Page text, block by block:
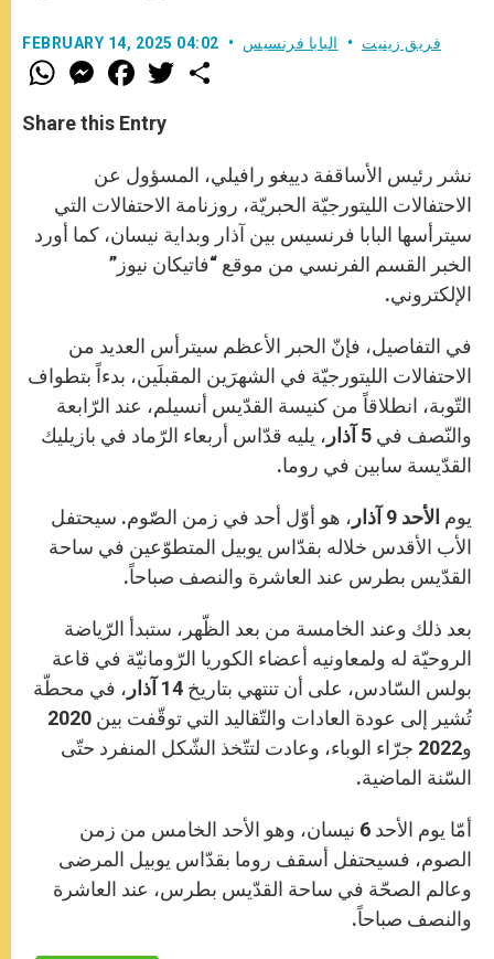
FEBRUARY 14, 2025 04:02 فريق زينيت البابا فرنسيس
W
h
t
s
M
e
s
e
g
e
r
F
a
e
b
k
w
Share this Entry
نشر رئيس الأساقفة دييغو رافيلي، المسؤول عن
الاحتفالات الليتورجيّة الحبريّة، روزنامة الاحتفالات التي
سيترأسها البابا فرنسيس بين آذار وبداية نيسان، كما أورد
الخبر القسم الفرنسي من موقع “فاتيكان نيوز”
الإلكتروني.
في التفاصيل، فإنّ الحبر الأعظم سيترأس العديد من
الاحتفالات الليتورجيّة في الشهرَين المقبلَين، بدءاً بتطواف
التّوبة، انطلاقاً من كنيسة القدّيس أنسيلم، عند الرّابعة
والنّصف في 5 آذار
، يليه قدّاس أربعاء الرّماد في بازيليك
القدّيسة سابين في روما.
يوم الأحد 9 آذار
، هو أوّل أحد في زمن الصّوم. سيحتفل
الأب الأقدس خلاله بقدّاس يوبيل المتطوّعين في ساحة
القدّيس بطرس عند العاشرة والنصف صباحاً.
بعد ذلك وعند الخامسة من بعد الظّهر، ستبدأ الرّياضة
الروحيّة له ولمعاونيه أعضاء الكوريا الرّومانيّة في قاعة
بولس السّادس، على أن تنتهي بتاريخ 14 آذار
، في محطّة
تُشير إلى عودة العادات والتّقاليد التي توقّفت بين 2020
و2022 جرّاء الوباء، وعادت لتتّخذ الشّكل المنفرد حتّى
السّنة الماضية.
أمّا يوم الأحد 6 نيسان، وهو الأحد الخامس من زمن
الصوم، فسيحتفل أسقف روما بقدّاس يوبيل المرضى
وعالم الصحّة في ساحة القدّيس بطرس، عند العاشرة
والنصف صباحاً.